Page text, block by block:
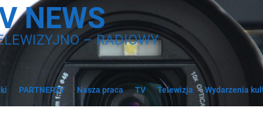
NEWS
– RADIOWY
PARTNERZY Nasza praca TV Telewizja Wydarzenia